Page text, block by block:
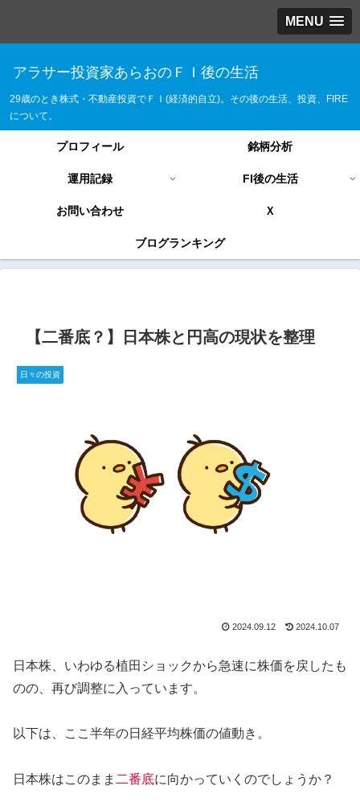
MENU
アラサー投資家あらおのＦＩ後の生活
29歳のとき株式・不動産投資でＦＩ(経済的自立)。その後の生活、投資、FIRE
について。
プロフィール 銘柄分析
運用記録 FI後の生活
お問い合わせ Ｘ
ブログランキング
【二番底？】日本株と円高の現状を整理
日々の投資
2024.09.12 2024.10.07
日本株、いわゆる植田ショックから急速に株価を戻したも
のの、再び調整に入っています。
以下は、ここ半年の日経平均株価の値動き。
日本株はこのまま 二番底に向かっていくのでしょうか？